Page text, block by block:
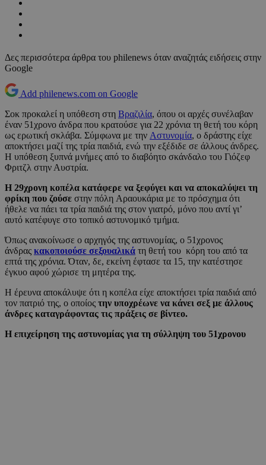
Δες περισσότερα άρθρα του philenews όταν αναζητάς ειδήσεις στην
Google
Add philenews.com on Google
Σοκ προκαλεί η υπόθεση στη Βραζιλία, όπου οι αρχές συνέλαβαν
έναν 51χρονο άνδρα που κρατούσε για 22 χρόνια τη θετή του κόρη
ως ερωτική σκλάβα. Σύμφωνα με την Aστυνομία, ο δράστης είχε
αποκτήσει μαζί της τρία παιδιά, ενώ την εξέδιδε σε άλλους άνδρες.
Η υπόθεση ξυπνά μνήμες από το διαβόητο σκάνδαλο του Γιόζεφ
Φριτζλ στην Αυστρία.
Η 29χρονη κοπέλα κατάφερε να ξεφύγει και να αποκαλύψει τη
φρίκη που ζούσε στην πόλη Αραουκάρια με το πρόσχημα ότι
ήθελε να πάει τα τρία παιδιά της στον γιατρό, μόνο που αντί γι’
αυτό κατέφυγε στο τοπικό αστυνομικό τμήμα.
Όπως ανακοίνωσε ο αρχηγός της αστυνομίας, ο 51χρονος
άνδρας κακοποιούσε σεξουαλικά τη θετή του κόρη του από τα
επτά της χρόνια. Όταν, δε, εκείνη έφτασε τα 15, την κατέστησε
έγκυο αφού χώρισε τη μητέρα της.
Η έρευνα αποκάλυψε ότι η κοπέλα είχε αποκτήσει τρία παιδιά από
τον πατριό της, ο οποίος την υποχρέωνε να κάνει σεξ με άλλους
άνδρες καταγράφοντας τις πράξεις σε βίντεο.
Η επιχείρηση της αστυνομίας για τη σύλληψη του 51χρονου